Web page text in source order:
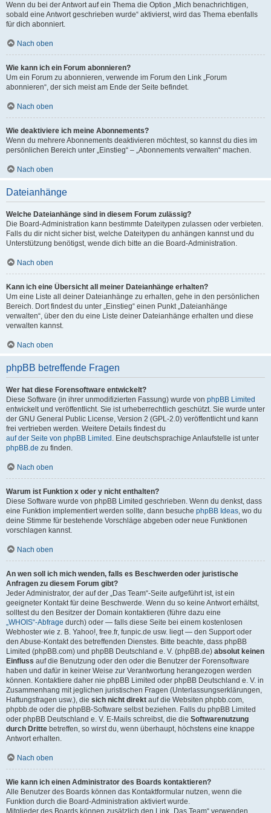
Wenn du bei der Antwort auf ein Thema die Option „Mich benachrichtigen,
sobald eine Antwort geschrieben wurde“ aktivierst, wird das Thema ebenfalls
für dich abonniert.
Nach oben
Wie kann ich ein Forum abonnieren?
Um ein Forum zu abonnieren, verwende im Forum den Link „Forum
abonnieren“, der sich meist am Ende der Seite befindet.
Nach oben
Wie deaktiviere ich meine Abonnements?
Wenn du mehrere Abonnements deaktivieren möchtest, so kannst du dies im
persönlichen Bereich unter „Einstieg“ – „Abonnements verwalten“ machen.
Nach oben
Dateianhänge
Welche Dateianhänge sind in diesem Forum zulässig?
Die Board-Administration kann bestimmte Dateitypen zulassen oder verbieten.
Falls du dir nicht sicher bist, welche Dateitypen du anhängen kannst und du
Unterstützung benötigst, wende dich bitte an die Board-Administration.
Nach oben
Kann ich eine Übersicht all meiner Dateianhänge erhalten?
Um eine Liste all deiner Dateianhänge zu erhalten, gehe in den persönlichen
Bereich. Dort findest du unter „Einstieg“ einen Punkt „Dateianhänge
verwalten“, über den du eine Liste deiner Dateianhänge erhalten und diese
verwalten kannst.
Nach oben
phpBB betreffende Fragen
Wer hat diese Forensoftware entwickelt?
Diese Software (in ihrer unmodifizierten Fassung) wurde von phpBB Limited
entwickelt und veröffentlicht. Sie ist urheberrechtlich geschützt. Sie wurde unter
der GNU General Public License, Version 2 (GPL-2.0) veröffentlicht und kann
frei vertrieben werden. Weitere Details findest du
auf der Seite von phpBB Limited . Eine deutschsprachige Anlaufstelle ist unter
phpBB.de zu finden.
Nach oben
Warum ist Funktion x oder y nicht enthalten?
Diese Software wurde von phpBB Limited geschrieben. Wenn du denkst, dass
eine Funktion implementiert werden sollte, dann besuche phpBB Ideas, wo du
deine Stimme für bestehende Vorschläge abgeben oder neue Funktionen
vorschlagen kannst.
Nach oben
An wen soll ich mich wenden, falls es Beschwerden oder juristische
Anfragen zu diesem Forum gibt?
Jeder Administrator, der auf der „Das Team“-Seite aufgeführt ist, ist ein
geeigneter Kontakt für deine Beschwerde. Wenn du so keine Antwort erhältst,
solltest du den Besitzer der Domain kontaktieren (führe dazu eine
„WHOIS“-Abfrage durch) oder — falls diese Seite bei einem kostenlosen
Webhoster wie z. B. Yahoo!, free.fr, funpic.de usw. liegt — den Support oder
den Abuse-Kontakt des betreffenden Dienstes. Bitte beachte, dass phpBB
Limited (phpBB.com) und phpBB Deutschland e. V. (phpBB.de) absolut keinen
Einfluss auf die Benutzung oder den oder die Benutzer der Forensoftware
haben und dafür in keiner Weise zur Verantwortung herangezogen werden
können. Kontaktiere daher nie phpBB Limited oder phpBB Deutschland e. V. in
Zusammenhang mit jeglichen juristischen Fragen (Unterlassungserklärungen,
Haftungsfragen usw.), die sich nicht direkt auf die Websiten phpbb.com,
phpbb.de oder die phpBB-Software selbst beziehen. Falls du phpBB Limited
oder phpBB Deutschland e. V. E-Mails schreibst, die die Softwarenutzung
durch Dritte betreffen, so wirst du, wenn überhaupt, höchstens eine knappe
Antwort erhalten.
Nach oben
Wie kann ich einen Administrator des Boards kontaktieren?
Alle Benutzer des Boards können das Kontaktformular nutzen, wenn die
Funktion durch die Board-Administration aktiviert wurde.
Mitglieder des Boards können zusätzlich den Link „Das Team“ verwenden.